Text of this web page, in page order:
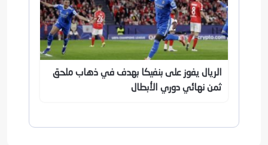
الريال يفوز على بنفيكا بهدف في ذهاب ملحق
ثمن نهائي دوري الأبطال